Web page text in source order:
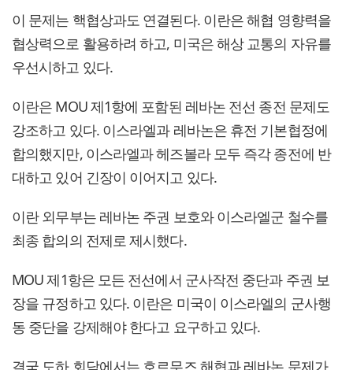
이 문제는 핵협상과도 연결된다. 이란은 해협 영향력을
협상력으로 활용하려 하고, 미국은 해상 교통의 자유를
우선시하고 있다.
이란은 MOU 제1항에 포함된 레바논 전선 종전 문제도
강조하고 있다. 이스라엘과 레바논은 휴전 기본협정에
합의했지만, 이스라엘과 헤즈볼라 모두 즉각 종전에 반
대하고 있어 긴장이 이어지고 있다.
이란 외무부는 레바논 주권 보호와 이스라엘군 철수를
최종 합의의 전제로 제시했다.
MOU 제1항은 모든 전선에서 군사작전 중단과 주권 보
장을 규정하고 있다. 이란은 미국이 이스라엘의 군사행
동 중단을 강제해야 한다고 요구하고 있다.